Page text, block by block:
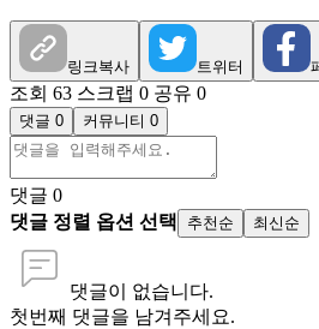
링크복사 트위터
조회 63 스크랩 0 공유 0
댓글 0 커뮤니티 0
댓글 0
댓글 정렬 옵션 선택
추천순 최신순
댓글이 없습니다.
첫번째 댓글을 남겨주세요.